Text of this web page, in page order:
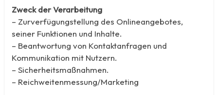
Zweck der Verarbeitung
– Zurverfügungstellung des Onlineangebotes,
seiner Funktionen und Inhalte.
– Beantwortung von Kontaktanfragen und
Kommunikation mit Nutzern.
– Sicherheitsmaßnahmen.
– Reichweitenmessung/Marketing